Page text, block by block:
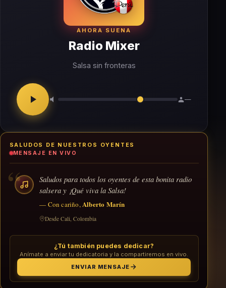
AHORA SUENA
Radio Mixer
Salsa sin fronteras
—
SALUDOS DE NUESTROS OYENTES
MENSAJE EN VIVO
“
Saludos para todos los oyentes de esta bonita radio
salsera y ¡Qué viva la Salsa!
— Con cariño, Alberto Marín
Desde Cali, Colombia
¿Tú también puedes dedicar?
Anímate a enviar tu dedicatoria y la compartiremos en vivo.
ENVIAR MENSAJE